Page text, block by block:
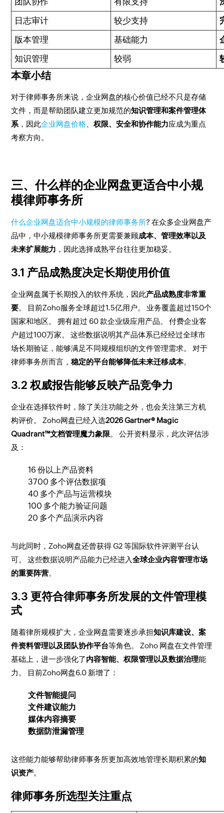
日志审计
较少支持
版本管理
基础能力
知识管理
较弱
本章小结
对于律师事务所来说，企业网盘的核心价值已经不只是存储
文件，而是帮助团队建立更加规范的知识管理和案件管理体
系 ，因此企业网盘价格 、权限、安全和协作能力应成为重点
考察方向。
三、什么样的企业网盘更适合中小规
模律师事务所
什么企业网盘适合中小规模的律师事务所? 在众多企业网盘产
品中，中小规模律师事务所更需要兼顾成本、管理效率以及
未来扩展能力 ，因此选择成熟平台往往更加稳妥。
3.1 产品成熟度决定长期使用价值
企业网盘属于长期投入的软件系统，因此产品成熟度非常重
要。 目前Zoho服务全球超过1.5亿用户。 业务覆盖超过150个
国家和地区。 拥有超过 60 款企业级应用产品。 付费企业客
户超过100万家。 这些数据说明其产品体系已经经过全球市
场长期验证，能够满足不同规模组织的文件管理需求。 对于
律师事务所而言，稳定的平台能够降低未来迁移成本。
3.2 权威报告能够反映产品竞争力
企业在选择软件时，除了关注功能之外，也会关注第三方机
构评价。 Zoho网盘已经入选2026 Gartner® Magic
Quadrant™文档管理魔力象限。 公开资料显示，此次评估涉
及：
16 份以上产品资料
3700 多个评估数据项
40 多个产品与运营模块
100 多个能力验证问题
20 多个产品演示内容
与此同时，Zoho网盘还曾获得 G2 等国际软件评测平台认
可。 这些数据说明产品能力已经进入全球企业内容管理市场
的重要阵营。
3.3 更符合律师事务所发展的文件管理模
式
随着律所规模扩大，企业网盘需要逐步承担知识库建设、案
件资料管理以及团队协作平台等角色。 Zoho 网盘在文件管理
基础上，进一步强化了内容智能、权限管理以及数据治理能
力。 目前Zoho网盘6.0 新增了：
文件智能提问
文件建议能力
媒体内容摘要
数据防泄漏管理
这些能力能够帮助律师事务所更加高效地管理长期积累的知
识资产。
律师事务所选型关注重点